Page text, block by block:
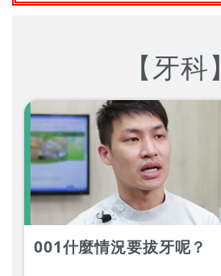
【牙科】
001什麼情況要拔牙呢？